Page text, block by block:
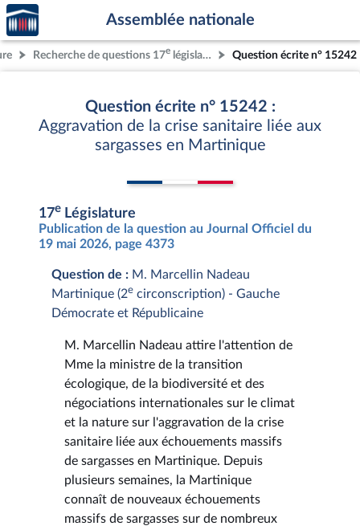
Aller au contenu
Aller en bas de la page
Accèder
à la
page
d'accueil
Assemblée nationale
Recherche de questions 17e législature Question écrite n° 15242
Question écrite n° 15242 :
Aggravation de la crise sanitaire liée aux
sargasses en Martinique
17e Législature
Publication de la question au Journal Officiel du
19 mai 2026, page 4373
Question de : M. Marcellin Nadeau
Martinique (2e circonscription) - Gauche
Démocrate et Républicaine
M. Marcellin Nadeau attire l'attention de
Mme la ministre de la transition
écologique, de la biodiversité et des
négociations internationales sur le climat
et la nature sur l'aggravation de la crise
sanitaire liée aux échouements massifs
de sargasses en Martinique. Depuis
plusieurs semaines, la Martinique
connaît de nouveaux échouements
massifs de sargasses sur de nombreux